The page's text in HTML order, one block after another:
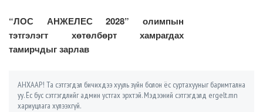
“ЛОС АНЖЕЛЕС 2028” олимпын
тэтгэлэгт хөтөлбөрт хамрагдах
тамирчдыг зарлав
АНХААР! Та сэтгэгдэл бичихдээ хууль зүйн болон ёс суртахууныг баримтална
уу. Ёс бус сэтгэгдлийг админ устгах эрхтэй. Мэдээний сэтгэгдэлд ergelt.mn
хариуцлага хүлээхгүй.